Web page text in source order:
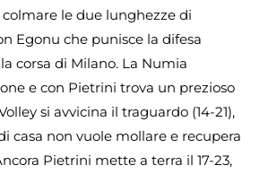
le due lunghezze di
Egonu che punisce la difesa
corsa di Milano. La Numia
e con Pietrini trova un prezioso
Volley si avvicina il traguardo (14-21),
casa non vuole mollare e recupera
Pietrini mette a terra il 17-23,